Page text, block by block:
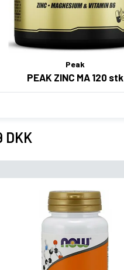
Peak
PEAK ZINC MA 120 stk
DKK